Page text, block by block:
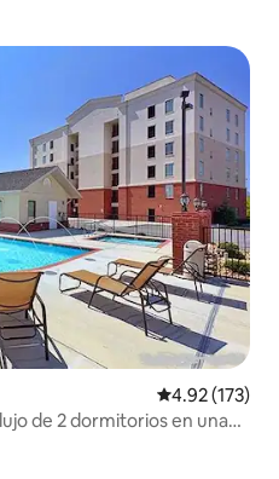
Calificación
4.92 (173)
de 2 dormitorios en una